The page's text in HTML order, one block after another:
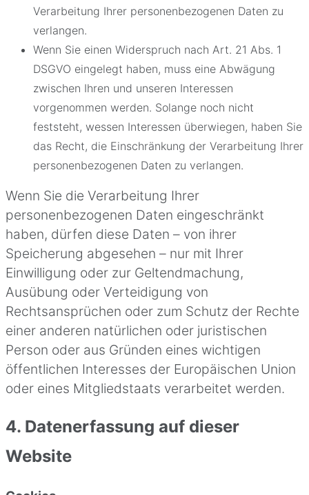
Verarbeitung Ihrer personenbezogenen Daten zu
verlangen.
Wenn Sie einen Widerspruch nach Art. 21 Abs. 1
DSGVO eingelegt haben, muss eine Abwägung
zwischen Ihren und unseren Interessen
vorgenommen werden. Solange noch nicht
feststeht, wessen Interessen überwiegen, haben Sie
das Recht, die Einschränkung der Verarbeitung Ihrer
personenbezogenen Daten zu verlangen.
Wenn Sie die Verarbeitung Ihrer
personenbezogenen Daten eingeschränkt
haben, dürfen diese Daten – von ihrer
Speicherung abgesehen – nur mit Ihrer
Einwilligung oder zur Geltendmachung,
Ausübung oder Verteidigung von
Rechtsansprüchen oder zum Schutz der Rechte
einer anderen natürlichen oder juristischen
Person oder aus Gründen eines wichtigen
öffentlichen Interesses der Europäischen Union
oder eines Mitgliedstaats verarbeitet werden.
4. Datenerfassung auf dieser
Website